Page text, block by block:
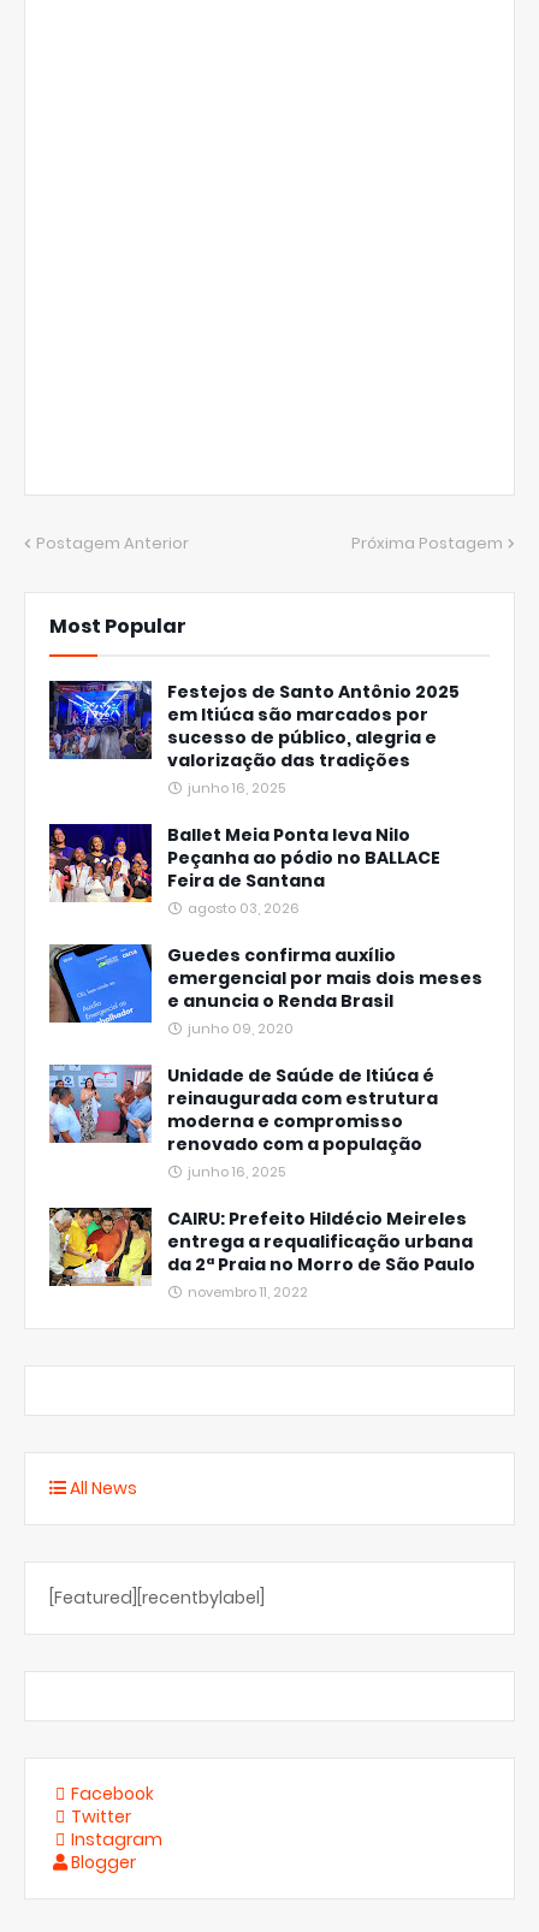
Postagem Anterior Próxima Postagem
Most Popular
Festejos de Santo Antônio 2025
em Itiúca são marcados por
sucesso de público, alegria e
valorização das tradições
junho 16, 2025
Ballet Meia Ponta leva Nilo
Peçanha ao pódio no BALLACE
Feira de Santana
agosto 03, 2026
Guedes confirma auxílio
emergencial por mais dois meses
e anuncia o Renda Brasil
junho 09, 2020
Unidade de Saúde de Itiúca é
reinaugurada com estrutura
moderna e compromisso
renovado com a população
junho 16, 2025
CAIRU: Prefeito Hildécio Meireles
entrega a requalificação urbana
da 2ª Praia no Morro de São Paulo
novembro 11, 2022
All News
[Featured][recentbylabel]
Facebook
Twitter
Instagram
Blogger